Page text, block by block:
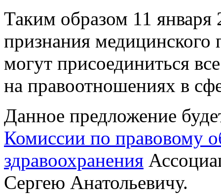
Таким образом 11 января
признания
могут присоединиться
на правоотношениях в
Данное предложение
Комиссии по правовому
здравоохранения
Сергею Анатольевичу.